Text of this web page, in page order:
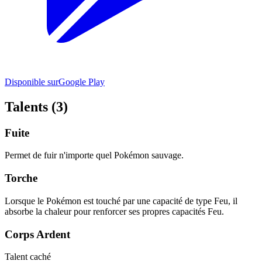
Disponible surGoogle Play
Talents (3)
Fuite
Permet de fuir n'importe quel Pokémon sauvage.
Torche
Lorsque le Pokémon est touché par une capacité de type Feu, il
absorbe la chaleur pour renforcer ses propres capacités Feu.
Corps Ardent
Talent caché